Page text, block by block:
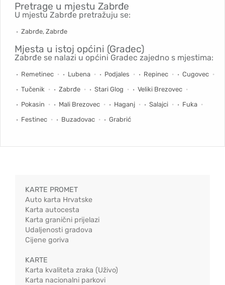
Pretrage u mjestu Zabrđe
U mjestu Zabrđe pretražuju se:
Zabrđe, Zabrđe
Mjesta u istoj općini (Gradec)
Zabrđe se nalazi u općini Gradec zajedno s mjestima:
Remetinec Lubena Podjales Repinec
Cugovec
Tučenik
Zabrđe Stari Glog
Veliki Brezovec
Pokasin
Mali Brezovec Haganj Salajci
Fuka
Festinec
Buzadovac Grabrić
KARTE PROMET
Auto karta Hrvatske
Karta autocesta
Karta granični prijelazi
Udaljenosti gradova
Cijene goriva
KARTE
Karta kvaliteta zraka (Uživo)
Karta nacionalni parkovi